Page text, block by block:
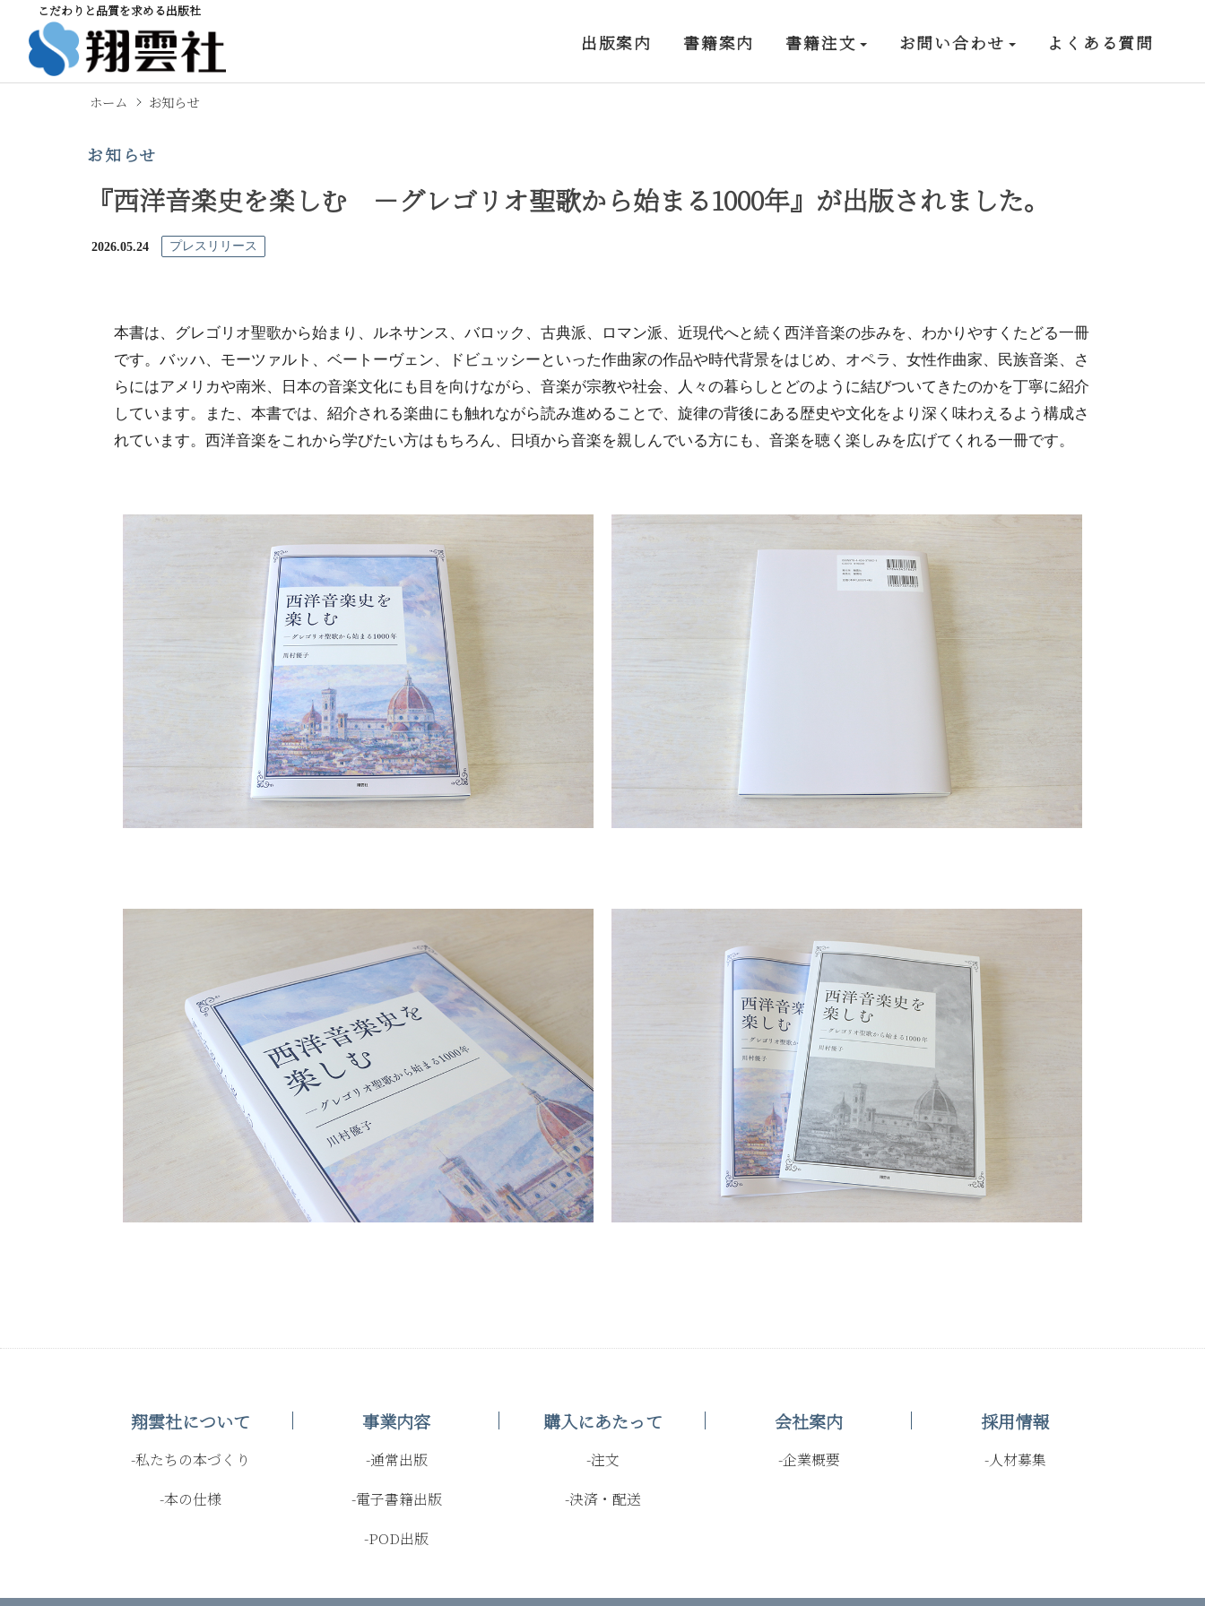
こだわりと品質を求める出版社
出版案内 書籍案内 書籍注文 お問い合わせ よくある質問
ホーム お知らせ
お知らせ
『西洋音楽史を楽しむ －グレゴリオ聖歌から始まる1000年』が出版されました。
2026.05.24 プレスリリース
本書は、グレゴリオ聖歌から始まり、ルネサンス、バロック、古典派、ロマン派、近現代へと続く西洋音楽の歩みを、わかりやすくたどる一冊
です。バッハ、モーツァルト、ベートーヴェン、ドビュッシーといった作曲家の作品や時代背景をはじめ、オペラ、女性作曲家、民族音楽、さ
らにはアメリカや南米、日本の音楽文化にも目を向けながら、音楽が宗教や社会、人々の暮らしとどのように結びついてきたのかを丁寧に紹介
しています。また、本書では、紹介される楽曲にも触れながら読み進めることで、旋律の背後にある歴史や文化をより深く味わえるよう構成さ
れています。西洋音楽をこれから学びたい方はもちろん、日頃から音楽を親しんでいる方にも、音楽を聴く楽しみを広げてくれる一冊です。
翔雲社について
-私たちの本づくり
-本の仕様
事業内容
-通常出版
-電子書籍出版
-POD出版
購入にあたって
-注文
-決済・配送
会社案内
-企業概要
採用情報
-人材募集